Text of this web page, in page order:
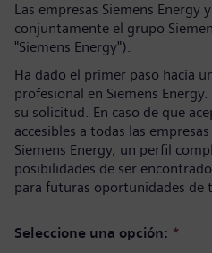
Las empresas Siemens Energy
conjuntamente el grupo
"Siemens Energy").
Ha dado el primer paso hacia
profesional en Siemens
su solicitud. En caso de que
accesibles a todas las
Siemens Energy, un perfil
posibilidades de ser
para futuras oportunidades de
Seleccione una opción: *